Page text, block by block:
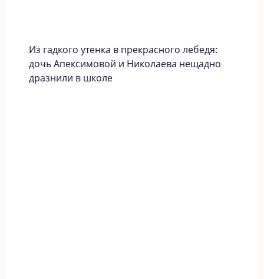
Из гадкого утенка в прекрасного лебедя:
дочь Апексимовой и Николаева нещадно
дразнили в школе